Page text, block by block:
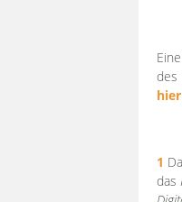
des
hier
1
das